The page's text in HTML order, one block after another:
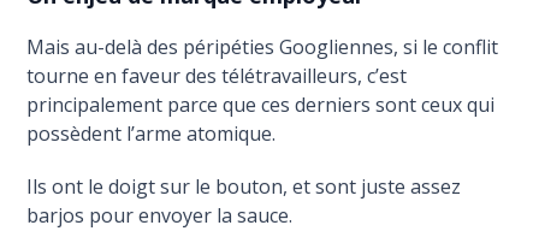
Mais au-delà des péripéties Googliennes, si le conflit
tourne en faveur des télétravailleurs, c’est
principalement parce que ces derniers sont ceux qui
possèdent l’arme atomique.
Ils ont le doigt sur le bouton, et sont juste assez
barjos pour envoyer la sauce.